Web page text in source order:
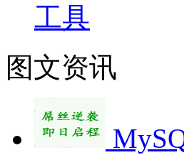
工具
图文资讯